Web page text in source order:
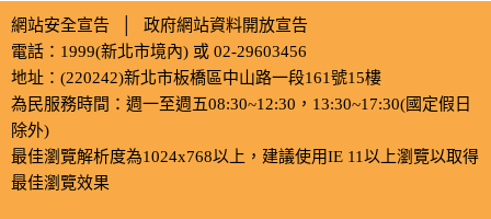
網站安全宣告
政府網站資料開放宣告
電話：1999(新北市境內) 或 02-29603456
地址：(220242)新北市板橋區中山路一段161號15樓
為民服務時間：週一至週五08:30~12:30，13:30~17:30(國定假日
除外)
最佳瀏覽解析度為1024x768以上，建議使用IE 11以上瀏覽以取得
最佳瀏覽效果